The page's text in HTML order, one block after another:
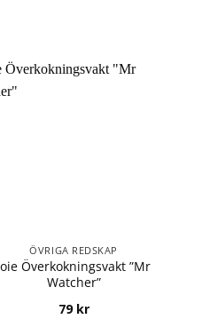
ÖVRIGA REDSKAP
Överkokningsvakt ”Mr
Watcher”
79 kr